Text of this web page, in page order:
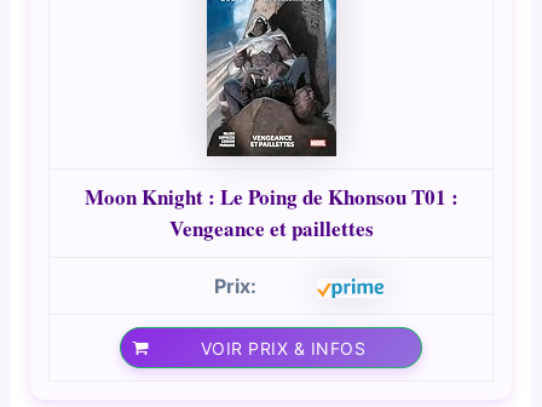
Moon Knight : Le Poing de Khonsou T01 :
Vengeance et paillettes
VOIR PRIX & INFOS